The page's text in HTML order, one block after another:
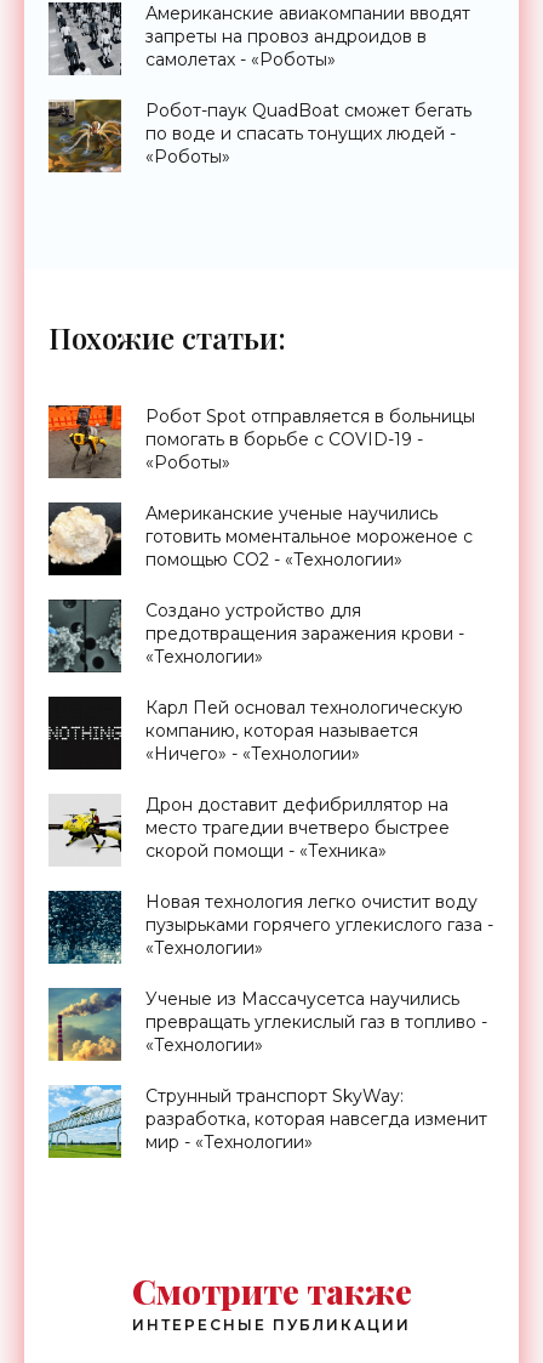
Американские авиакомпании вводят
запреты на провоз андроидов в
самолетах - «Роботы»
Робот-паук QuadBoat сможет бегать
по воде и спасать тонущих людей -
«Роботы»
Похожие статьи:
Робот Spot отправляется в больницы
помогать в борьбе с COVID-19 -
«Роботы»
Американские ученые научились
готовить моментальное мороженое с
помощью СО2 - «Технологии»
Создано устройство для
предотвращения заражения крови -
«Технологии»
Карл Пей основал технологическую
компанию, которая называется
«Ничего» - «Технологии»
Дрон доставит дефибриллятор на
место трагедии вчетверо быстрее
скорой помощи - «Техника»
Новая технология легко очистит воду
пузырьками горячего углекислого газа -
«Технологии»
Ученые из Массачусетса научились
превращать углекислый газ в топливо -
«Технологии»
Струнный транспорт SkyWay:
разработка, которая навсегда изменит
мир - «Технологии»
Смотрите также
ИНТЕРЕСНЫЕ ПУБЛИКАЦИИ